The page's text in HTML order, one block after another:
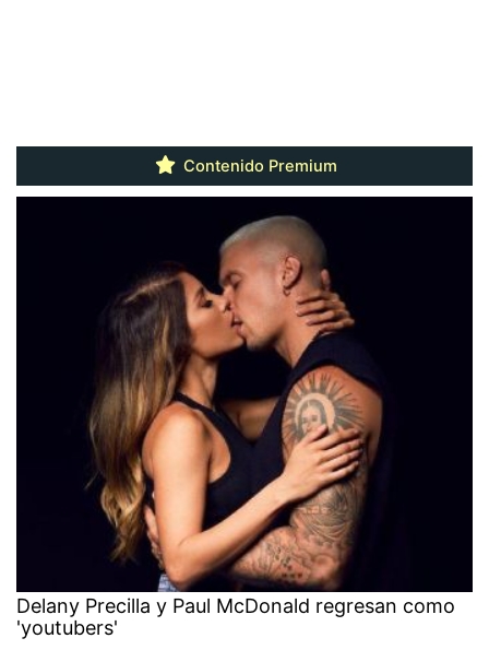
Contenido Premium
Delany Precilla y Paul McDonald regresan como
'youtubers'